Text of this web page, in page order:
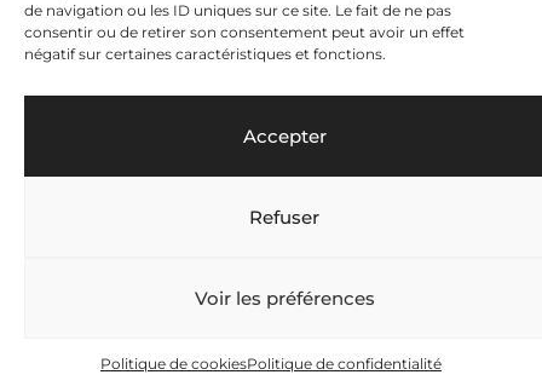
de navigation ou les ID uniques sur ce site. Le fait de ne pas
consentir ou de retirer son consentement peut avoir un effet
négatif sur certaines caractéristiques et fonctions.
Accepter
Refuser
Voir les préférences
Politique de cookiesPolitique de confidentialité
La politique d’une collectivité publique se déploie
de plein de manières différentes. Cela peut être
dans une maison de quartier, du travail social de
camp de vacances… Bref, dans tous ces lieux, il
assistant·e social·e » chargé·e de résoudre leurs
grande proximité avec des publics parfois
difficultés et les différentes cultures